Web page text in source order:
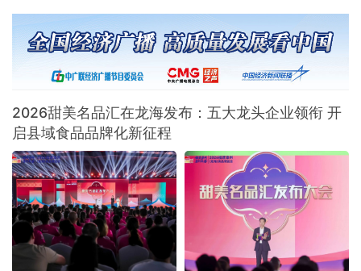
品鉴选购，活动收获广泛好评与多项合作意
向。本次活动由当地总工会悉心指导，总工会
2026甜美名品汇在龙海发布：五大龙头企业领衔 开
启县域食品品牌化新征程